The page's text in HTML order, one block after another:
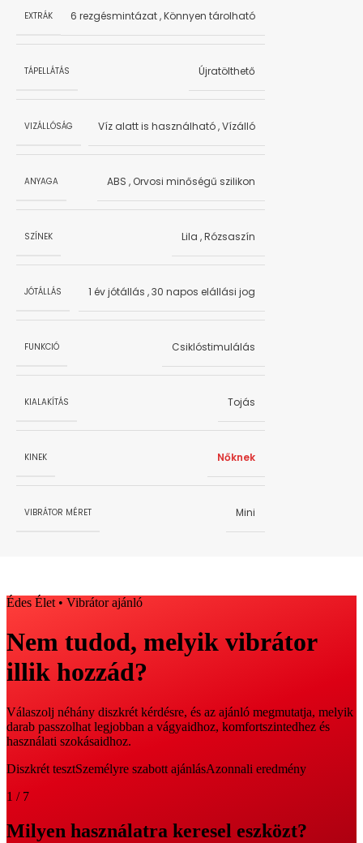
EXTRÁK 6 rezgésmintázat,Könnyen tárolható
TÁPELLÁTÁS Újratölthető
VIZÁLLÓSÁG Víz alatt is használható,Vízálló
ANYAGA ABS , Orvosi minőségű szilikon
SZÍNEK Lila ,Rózsaszín
JÓTÁLLÁS 1 év jótállás ,30 napos elállási jog
FUNKCIÓ Csiklóstimulálás
KIALAKÍTÁS Tojás
KINEK Nőknek
VIBRÁTOR MÉRET Mini